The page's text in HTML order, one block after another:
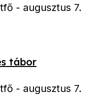
- augusztus 7.
tábor
- augusztus 7.